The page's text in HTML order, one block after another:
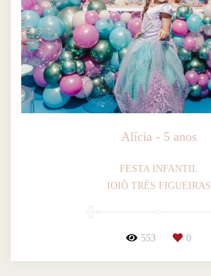
Alícia - 5 anos
FESTA INFANTIL
IOIÔ TRÊS FIGUEIRAS
553 0